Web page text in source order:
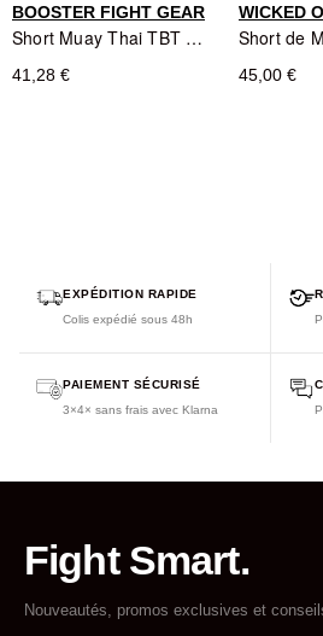
BOOSTER FIGHT GEAR
Short Muay Thai TBT Slugger Black - Booster Fight Gear
41,28 €
WICKED
45,00 €
EXPÉDITION RAPIDE
Colis expédié sous 48h
PAIEMENT SÉCURISÉ
3×4× sans frais avec Klarna
Fight Smart.
Nouveautés, promos exclusives et